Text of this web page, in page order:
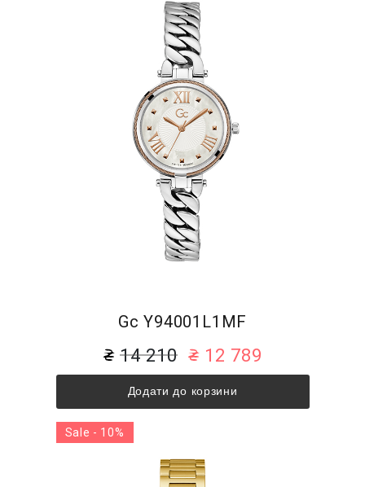
Gc Y94001L1MF
14 210 12 789
Додати до корзини
Sale - 10%